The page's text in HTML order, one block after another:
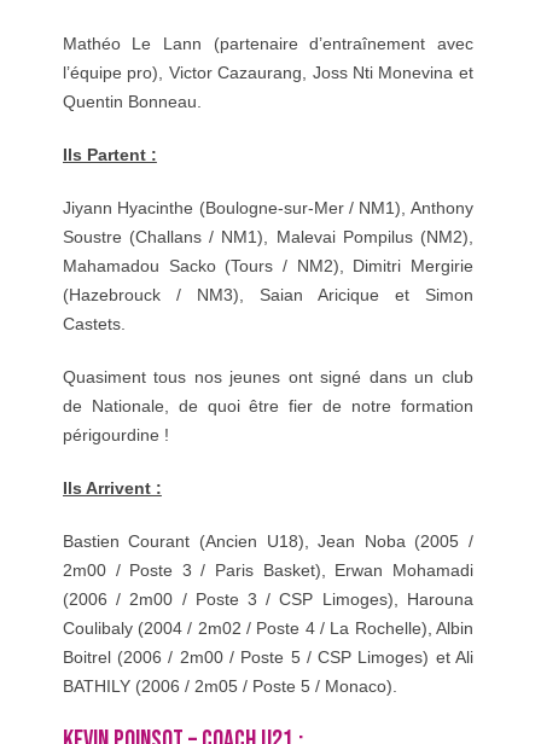
Mathéo Le Lann (partenaire d’entraînement avec
l’équipe pro), Victor Cazaurang, Joss Nti Monevina et
Quentin Bonneau.
Ils Partent :
Jiyann Hyacinthe (Boulogne-sur-Mer / NM1), Anthony
Soustre (Challans / NM1), Malevai Pompilus (NM2),
Mahamadou Sacko (Tours / NM2), Dimitri Mergirie
(Hazebrouck / NM3), Saian Aricique et Simon
Castets.
Quasiment tous nos jeunes ont signé dans un club
de Nationale, de quoi être fier de notre formation
périgourdine !
Ils Arrivent :
Bastien Courant (Ancien U18), Jean Noba (2005 /
2m00 / Poste 3 / Paris Basket), Erwan Mohamadi
(2006 / 2m00 / Poste 3 / CSP Limoges), Harouna
Coulibaly (2004 / 2m02 / Poste 4 / La Rochelle), Albin
Boitrel (2006 / 2m00 / Poste 5 / CSP Limoges) et Ali
BATHILY (2006 / 2m05 / Poste 5 / Monaco).